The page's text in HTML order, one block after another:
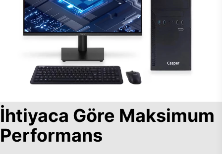
İhtiyaca Göre Maksimum
Performans